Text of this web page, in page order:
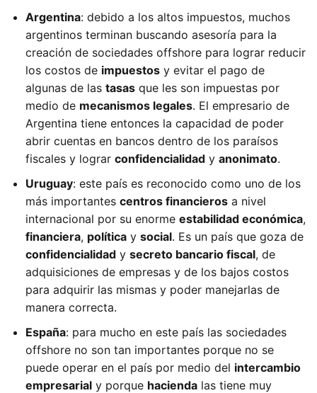
Argentina: debido a los altos impuestos, muchos
argentinos terminan buscando asesoría para la
creación de sociedades offshore para lograr reducir
los costos de impuestos y evitar el pago de
algunas de las tasas que les son impuestas por
medio de mecanismos legales. El empresario de
Argentina tiene entonces la capacidad de poder
abrir cuentas en bancos dentro de los paraísos
fiscales y lograr confidencialidad y anonimato.
Uruguay: este país es reconocido como uno de los
más importantes centros financieros a nivel
internacional por su enorme estabilidad económica,
financiera, política y social. Es un país que goza de
confidencialidad y secreto bancario fiscal, de
adquisiciones de empresas y de los bajos costos
para adquirir las mismas y poder manejarlas de
manera correcta.
España: para mucho en este país las sociedades
offshore no son tan importantes porque no se
puede operar en el país por medio del intercambio
empresarial y porque hacienda las tiene muy